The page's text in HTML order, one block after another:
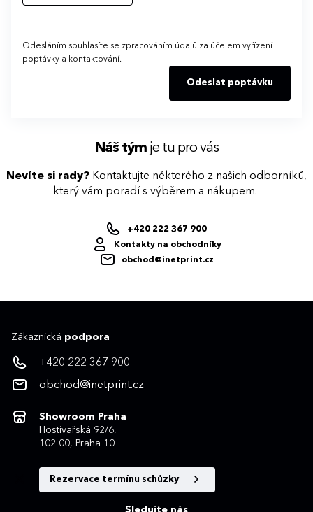
Odesláním souhlasíte se zpracováním údajů za účelem vyřízení
poptávky a kontaktování.
Odeslat poptávku
Náš týmje tu pro vás
Nevíte si rady? Kontaktujte některého z našich odborníků,
který vám poradí s výběrem a nákupem.
+420 222 367 900
Kontakty na obchodníky
obchod@inetprint.cz
Zákaznická podpora
+420 222 367 900
obchod@inetprint.cz
Showroom Praha
Hostivařská 92/6,
102 00, Praha 10
Rezervace termínu schůzky